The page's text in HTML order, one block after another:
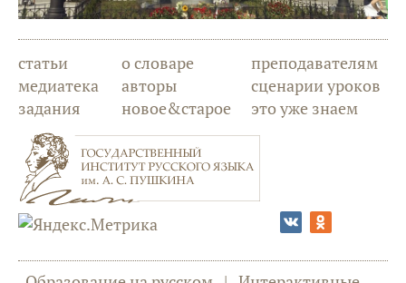
статьи
медиатека
задания
о словаре
авторы
новое&старое
преподавателям
сценарии уроков
это уже знаем